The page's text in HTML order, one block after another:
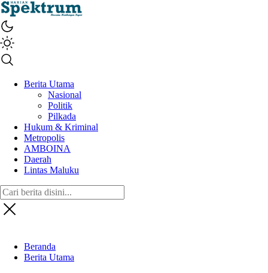
spektrumonline.com
Berita Utama
Nasional
Politik
Pilkada
Hukum & Kriminal
Metropolis
AMBOINA
Daerah
Lintas Maluku
Beranda
Berita Utama